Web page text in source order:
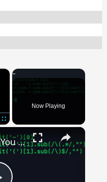
×
Now Playing
×
5 Tips to Help You Debug Code — The Easy Way